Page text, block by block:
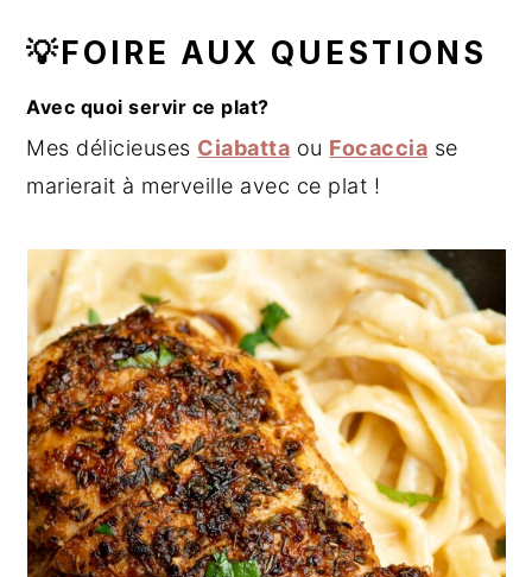
💡FOIRE AUX QUESTIONS
Avec quoi servir ce plat?
Mes délicieuses Ciabatta ou Focaccia se
marierait à merveille avec ce plat !